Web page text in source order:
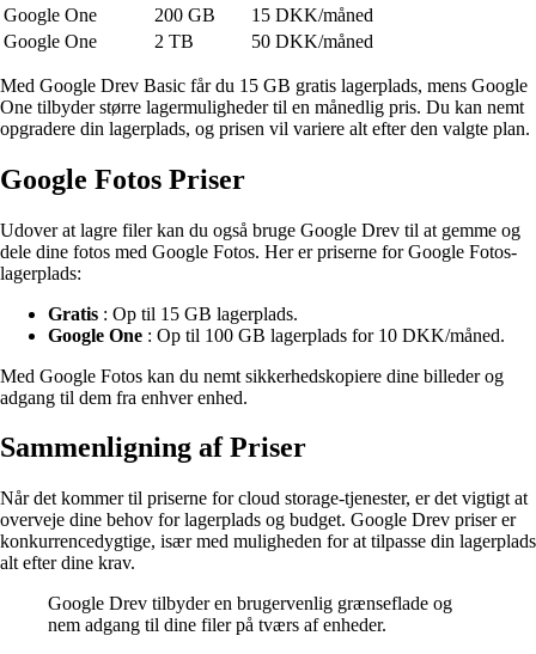
Google One
200 GB
15 DKK/måned
Google One
2 TB 50 DKK/måned
Med Google Drev Basic får du 15 GB gratis lagerplads, mens Google
One tilbyder større lagermuligheder til en månedlig pris. Du kan nemt
opgradere din lagerplads, og prisen vil variere alt efter den valgte plan.
Google Fotos Priser
Udover at lagre filer kan du også bruge Google Drev til at gemme og
dele dine fotos med Google Fotos. Her er priserne for Google Fotos-
lagerplads:
Gratis : Op til 15 GB lagerplads.
Google One : Op til 100 GB lagerplads for 10 DKK/måned.
Med Google Fotos kan du nemt sikkerhedskopiere dine billeder og
adgang til dem fra enhver enhed.
Sammenligning af Priser
Når det kommer til priserne for cloud storage-tjenester, er det vigtigt at
overveje dine behov for lagerplads og budget. Google Drev priser er
konkurrencedygtige, især med muligheden for at tilpasse din lagerplads
alt efter dine krav.
Google Drev tilbyder en brugervenlig grænseflade og
nem adgang til dine filer på tværs af enheder.